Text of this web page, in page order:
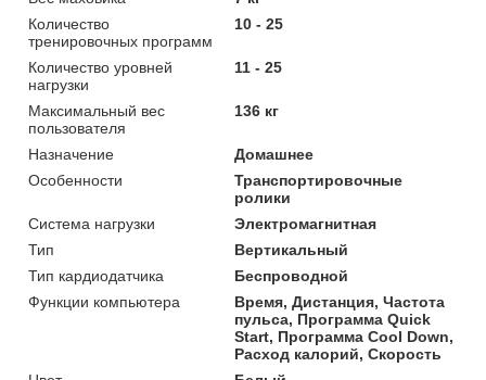
Количество
тренировочных программ
10 - 25
Количество уровней
нагрузки
11 - 25
Максимальный вес
пользователя
136 кг
Назначение
Домашнее
Особенности
Транспортировочные
ролики
Система нагрузки
Электромагнитная
Тип
Вертикальный
Тип кардиодатчика
Беспроводной
Функции компьютера
Время, Дистанция, Частота
пульса, Программа Quick
Start, Программа Cool Down,
Расход калорий, Скорость